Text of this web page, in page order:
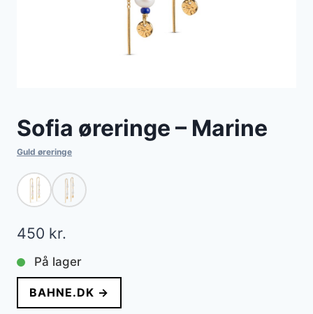
Sofia øreringe – Marine
Guld øreringe
450 kr.
På lager
BAHNE.DK →